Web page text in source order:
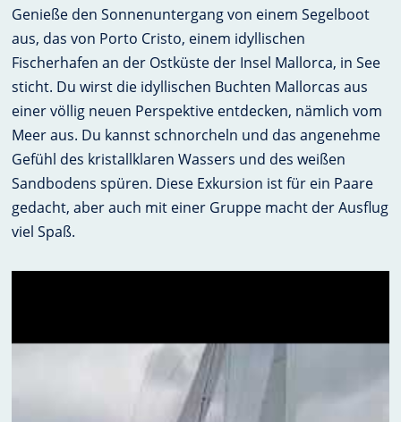
Genieße den Sonnenuntergang von einem Segelboot
aus, das von Porto Cristo, einem idyllischen
Fischerhafen an der Ostküste der Insel Mallorca, in See
sticht. Du wirst die idyllischen Buchten Mallorcas aus
einer völlig neuen Perspektive entdecken, nämlich vom
Meer aus. Du kannst schnorcheln und das angenehme
Gefühl des kristallklaren Wassers und des weißen
Sandbodens spüren. Diese Exkursion ist für ein Paare
gedacht, aber auch mit einer Gruppe macht der Ausflug
viel Spaß.